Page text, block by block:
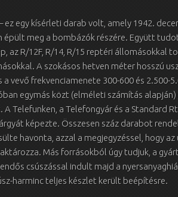
ez egy kísérleti darab volt, amely 1942.
épült meg a bombázók részére. Együtt
az R/12F, R/14, R/15 reptéri állomásokkal
A szokásos hetven méter hosszú
vevő frekvenciamenete 300-600 és 2.500-
egymás közt (elméleti számítás alapján)
Telefunken, a Telefongyár és a Standard
képezte. Összesen száz darabot
havonta, azzal a megjegyzéssel, hogy
Más forrásokból úgy tudjuk, a
csúszással indult majd a
harminc teljes készlet került beépítésre.